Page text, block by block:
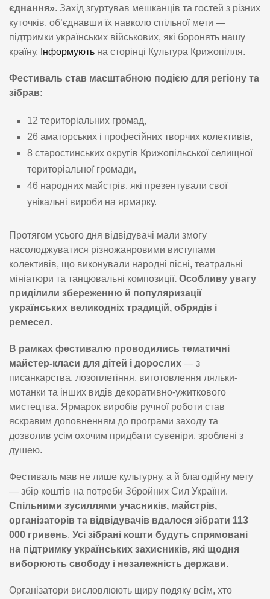
єднання». Захід згуртував мешканців та гостей з різних
куточків, об’єднавши їх навколо спільної мети —
підтримки українських військових, які боронять нашу
країну. Інформують на сторінці Культура Крижопілля.
Фестиваль став масштабною подією для регіону та
зібрав:
12 територіальних громад,
26 аматорських і професійних творчих колективів,
8 старостинських округів Крижопільської селищної
територіальної громади,
46 народних майстрів, які презентували свої
унікальні вироби на ярмарку.
Протягом усього дня відвідувачі мали змогу
насолоджуватися різножанровими виступами
колективів, що виконували народні пісні, театральні
мініатюри та танцювальні композиції. Особливу увагу
приділили збереженню й популяризації
українських великодніх традицій, обрядів і
ремесел.
В рамках фестивалю проводились тематичні
майстер-класи для дітей і дорослих — з
писанкарства, лозоплетіння, виготовлення ляльки-
мотанки та інших видів декоративно-ужиткового
мистецтва. Ярмарок виробів ручної роботи став
яскравим доповненням до програми заходу та
дозволив усім охочим придбати сувеніри, зроблені з
душею.
Фестиваль мав не лише культурну, а й благодійну мету
— збір коштів на потреби Збройних Сил України.
Спільними зусиллями учасників, майстрів,
організаторів та відвідувачів вдалося зібрати 113
000 гривень. Усі зібрані кошти будуть спрямовані
на підтримку українських захисників, які щодня
виборюють свободу і незалежність держави.
Організатори висловлюють щиру подяку всім, хто